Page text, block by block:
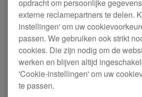
Professionele sampler
Breng vuur in de studio met de
creativiteit de vrije loop met de
van Dave Smith en een 16-staps
tot 256 verschillende patronen kunt
opdracht om persoonlijke
externe reclamepartners te delen.
instellingen' om uw
passen. We gebruiken ook strikt
cookies. Die zijn nodig om de
werken en blijven altijd
'Cookie-instellingen' om uw
te passen.